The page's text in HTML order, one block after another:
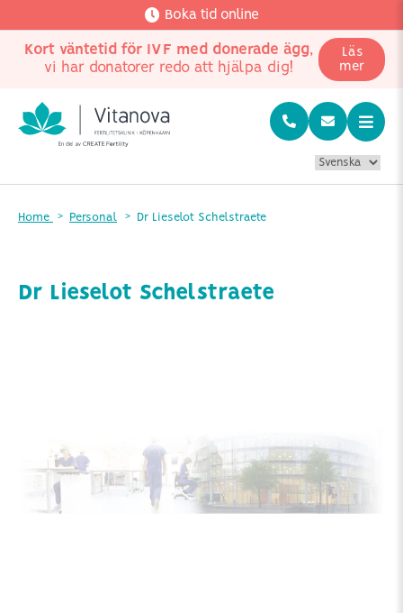
Boka tid online
Kort väntetid för IVF med donerade ägg,
vi har donatorer redo att hjälpa dig!
Läs
mer
Home Personal Dr Lieselot Schelstraete
Dr Lieselot Schelstraete